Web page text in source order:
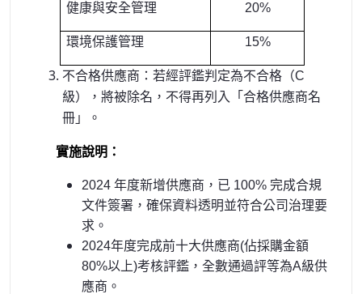
健康與安全管理 20%
環境保護管理 15%
不合格供應商：若經評鑑判定為不合格（C
級），將被除名，不得再列入「合格供應商名
冊」。
實施說明：
2024 年度新增供應商，已 100% 完成合規
文件簽署，確保資料透明並符合公司治理要
求。
2024年度完成前十大供應商(佔採購金額
80%以上)考核評鑑，全數通過評等為A級供
應商。